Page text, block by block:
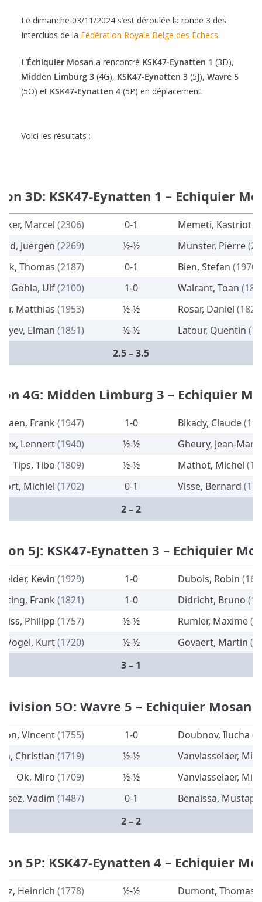
Le dimanche 03/11/2024 s’est déroulée la ronde 3 des
Interclubs de la Fédération Royale Belge des Échecs.
L’Échiquier Mosan a rencontré KSK47-Eynatten 1 (3D),
Midden Limburg 3 (4G), KSK47-Eynatten 3 (5J), Wavre 5
(5O) et KSK47-Eynatten 4 (5P) en déplacement.
Voici les résultats :
3D: KSK47-Eynatten 1 – Echiquier
Marcel (2306) 0-1 Memeti, Kastriot
Juergen (2269) ½-½ Munster, Pierre
Thomas (2187) 0-1 Bien, Stefan (1970)
Gohla, Ulf(2100) 1-0 Walrant, Toan
Matthias (1953) ½-½ Rosar, Daniel
Elman (1851) ½-½ Latour, Quentin
2.5 – 3.5
4G: Midden Limburg 3 – Echiquier
Frank (1947) 1-0 Bikady, Claude
Bex, Lennert(1940) ½-½
Gheury, Jean-
Tips, Tibo (1809) ½-½ Mathot, Michel
Michiel (1702) 0-1 Visse, Bernard
2 – 2
5J: KSK47-Eynatten 3 – Echiquier
Kevin (1929) 1-0 Dubois, Robin
Frank (1821) 1-0 Didricht, Bruno
Philipp (1757) ½-½ Rumler, Maxime
Vogel, Kurt(1720) ½-½ Govaert, Martin
3 – 1
Division 5O: Wavre 5 – Echiquier Mosan 4
Vincent(1755) 1-0 Doubnov, Ilucha
Christian (1719) ½-½
Vanvlasselaer,
Ok, Miro (1709) ½-½
Vanvlasselaer,
Vadim (1487) 0-1
Benaissa,
2 – 2
5P: KSK47-Eynatten 4 – Echiquier
Heinrich (1778) ½-½ Dumont, Thomas